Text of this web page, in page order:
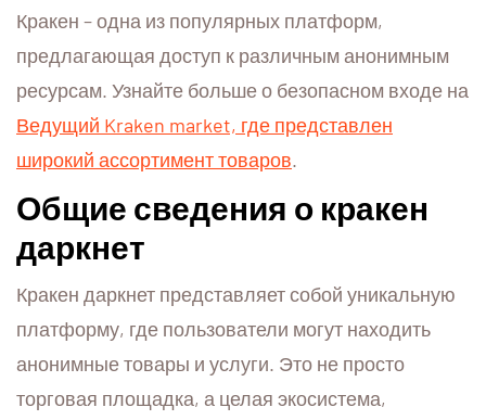
Кракен – одна из популярных платформ,
предлагающая доступ к различным анонимным
ресурсам. Узнайте больше о безопасном входе на
Ведущий Kraken market, где представлен
широкий ассортимент товаров.
Общие сведения о кракен
даркнет
Кракен даркнет представляет собой уникальную
платформу, где пользователи могут находить
анонимные товары и услуги. Это не просто
торговая площадка, а целая экосистема,